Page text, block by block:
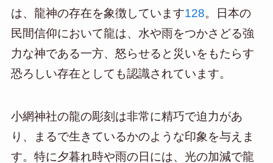
は、龍神の存在を象徴しています128。日本の
民間信仰において龍は、水や雨をつかさどる強
力な神である一方、怒らせると災いをもたらす
恐ろしい存在としても認識されています。
小網神社の龍の彫刻は非常に精巧で迫力があ
り、まるで生きているかのような印象を与えま
す。特に夕暮れ時や雨の日には、光の加減で龍